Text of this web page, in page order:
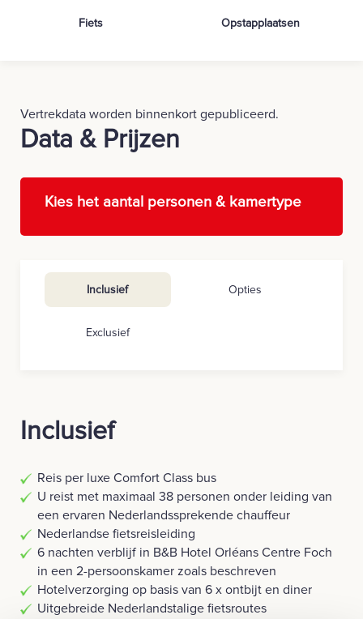
Fiets Opstapplaatsen
Vertrekdata worden binnenkort gepubliceerd.
Data & Prijzen
Kies het aantal personen & kamertype
Inclusief Opties
Exclusief
Inclusief
Reis per luxe Comfort Class bus
U reist met maximaal 38 personen onder leiding van
een ervaren Nederlandssprekende chauffeur
Nederlandse fietsreisleiding
6 nachten verblijf in B&B Hotel Orléans Centre Foch
in een 2-persoonskamer zoals beschreven
Hotelverzorging op basis van 6 x ontbijt en diner
Uitgebreide Nederlandstalige fietsroutes